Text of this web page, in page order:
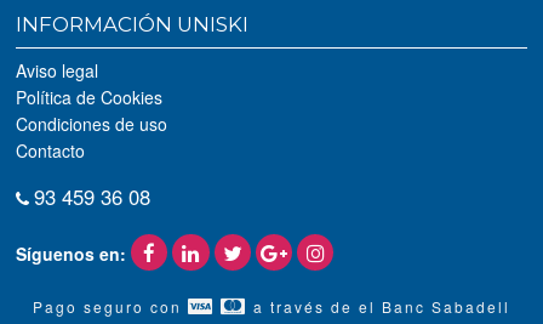
INFORMACIÓN UNISKI
Aviso legal
Política de Cookies
Condiciones de uso
Contacto
93 459 36 08
Síguenos en:
Pago seguro con a través de el Banc Sabadell